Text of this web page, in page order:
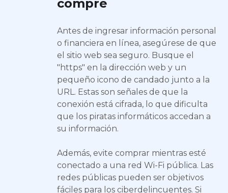
compre
Antes de ingresar información personal
o financiera en línea, asegúrese de que
el sitio web sea seguro. Busque el
"https" en la dirección web y un
pequeño icono de candado junto a la
URL. Estas son señales de que la
conexión está cifrada, lo que dificulta
que los piratas informáticos accedan a
su información.
Además, evite comprar mientras esté
conectado a una red Wi-Fi pública. Las
redes públicas pueden ser objetivos
fáciles para los ciberdelincuentes. Si